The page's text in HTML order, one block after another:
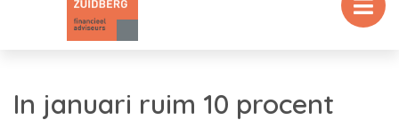
In januari ruim 10 procent